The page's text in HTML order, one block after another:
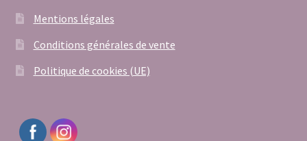
Mentions légales
Conditions générales de vente
Politique de cookies (UE)